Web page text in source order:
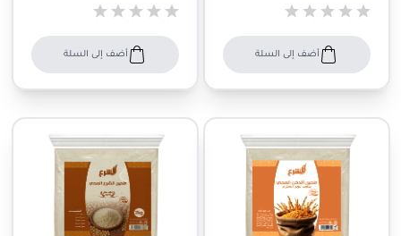
أضف إلى السلة أضف إلى السلة